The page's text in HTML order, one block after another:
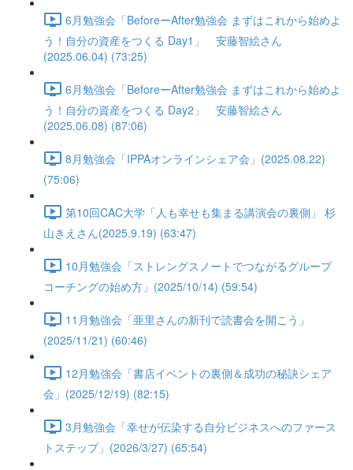
6月勉強会「BeforeーAfter勉強会 まずはこれから始めよ
う！自分の資産をつくる Day1」 安藤智絵さん
(2025.06.04) (73:25)
6月勉強会「BeforeーAfter勉強会 まずはこれから始めよ
う！自分の資産をつくる Day2」 安藤智絵さん
(2025.06.08) (87:06)
8月勉強会「IPPAオンラインシェア会」(2025.08.22)
(75:06)
第10回CAC大学「人も幸せも集まる講演会の裏側」 杉
山きえさん(2025.9.19) (63:47)
10月勉強会「ストレングスノートでつながるグループ
コーチングの始め方」(2025/10/14) (59:54)
11月勉強会「亜里さんの新刊で読書会を開こう」
(2025/11/21) (60:46)
12月勉強会「書店イベントの裏側＆成功の秘訣シェア
会」(2025/12/19) (82:15)
3月勉強会「幸せが伝染する自分ビジネスへのファース
トステップ」(2026/3/27) (65:54)